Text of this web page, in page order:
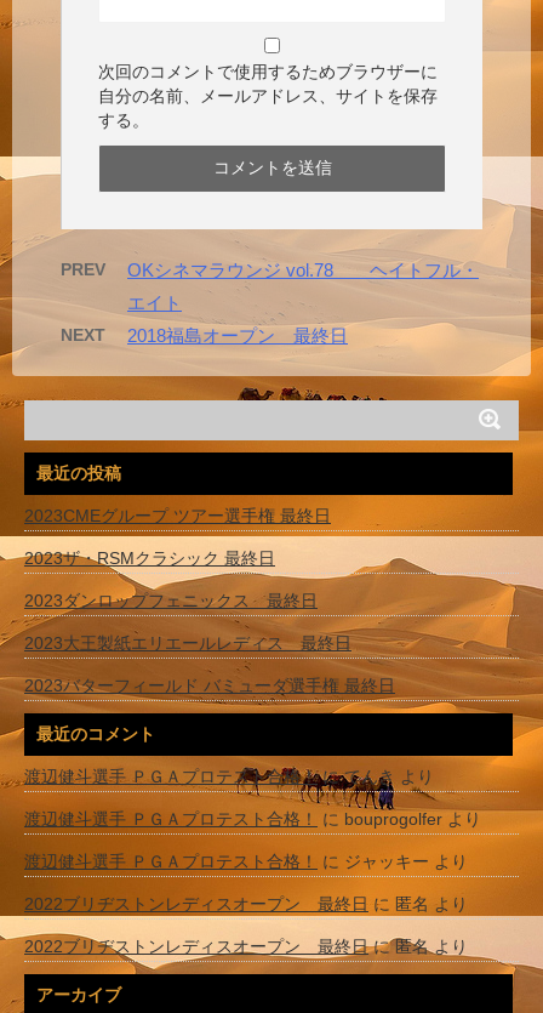
次回のコメントで使用するためブラウザーに
自分の名前、メールアドレス、サイトを保存
する。
PREV
OKシネマラウンジ vol.78 ヘイトフル・
エイト
NEXT 2018福島オープン 最終日
最近の投稿
2023CMEグループ ツアー選手権 最終日
2023ザ・RSMクラシック 最終日
2023ダンロップフェニックス 最終日
2023大王製紙エリエールレディス 最終日
2023バターフィールド バミューダ選手権 最終日
最近のコメント
渡辺健斗選手 ＰＧＡプロテスト合格！にてんき より
渡辺健斗選手 ＰＧＡプロテスト合格！ に bouprogolfer より
渡辺健斗選手 ＰＧＡプロテスト合格！ に ジャッキー より
2022ブリヂストンレディスオープン 最終日 に 匿名 より
2022ブリヂストンレディスオープン 最終日に匿名より
アーカイブ